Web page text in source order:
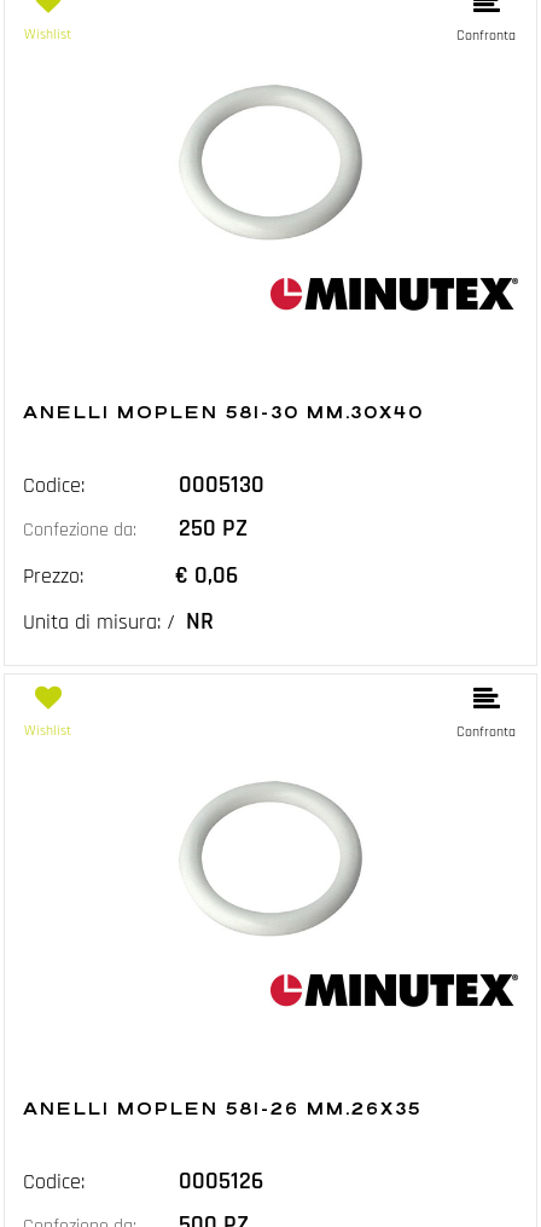
Wishlist Confronta
ANELLI MOPLEN 581-30 MM.30X40
Codice: 0005130
Confezione da: 250 PZ
Prezzo: € 0,06
Unita di misura: / NR
Wishlist Confronta
ANELLI MOPLEN 581-26 MM.26X35
Codice: 0005126